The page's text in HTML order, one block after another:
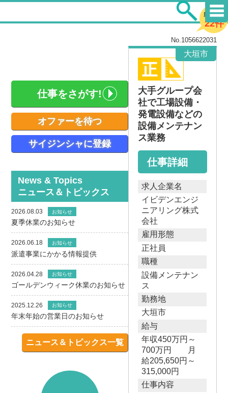
新着求人
22件
No.1056622031
大垣市
大手グループ会
社で工場設備・
発電設備などの
設備メンテナン
ス業務
仕事詳細
求人企業名
イビデンエンジ
ニアリング株式
会社
雇用形態
正社員
職種
設備メンテナン
ス
勤務地
大垣市
給与
年収450万円～
700万円 月
給205,650円～
315,000円
仕事内容
仕事をさがす!
オファーを待つ
サイジンシャに登録
News & Topics
ニュース＆トピックス
2026.08.03 お知らせ
夏季休業のお知らせ
2026.06.18 お知らせ
派遣事業にかかる情報提供
2026.04.28 お知らせ
ゴールデンウィーク休業のお知らせ
2025.12.26 お知らせ
年末年始の営業日のお知らせ
ニュース＆トピックス一覧